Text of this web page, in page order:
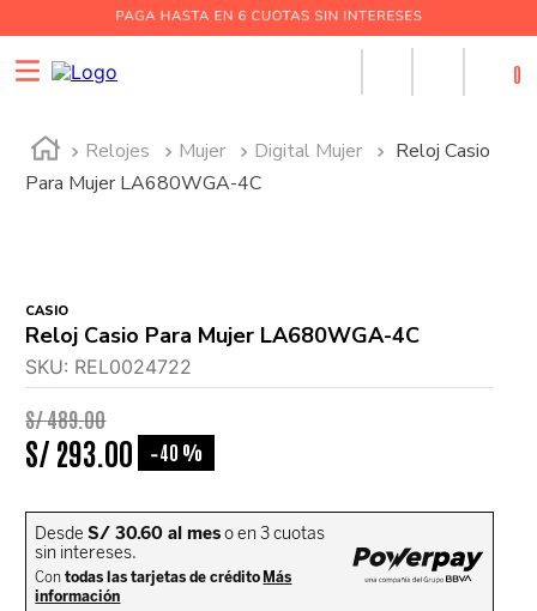
0
Relojes Mujer Digital Mujer
Reloj Casio
Para Mujer LA680WGA-4C
CASIO
Reloj Casio Para Mujer LA680WGA-4C
SKU: REL0024722
S/489.00
S/ 293 00 -40 %